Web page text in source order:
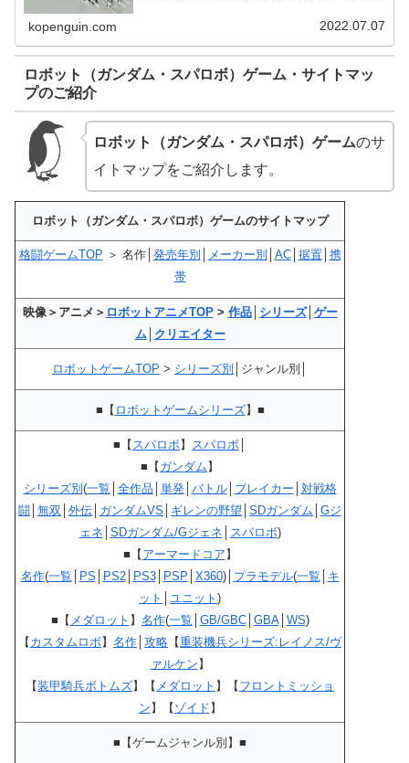
kopenguin.com 2022.07.07
ロボット（ガンダム・スパロボ）ゲーム・サイトマッ
プのご紹介
ロボット（ガンダム・スパロボ）ゲームのサ
イトマップをご紹介します。
ロボット（ガンダム・スパロボ）ゲームのサイトマップ
格闘ゲームTOP ＞ 名作│ 発売年別 メーカー別 AC│ 据置│ 携
帯
映像＞アニメ＞ ロボットアニメTOP> 作品│ シリーズ│ ゲー
ム
クリエイター
ロボットゲームTOP > シリーズ別 │ジャンル別│
■【 ロボットゲームシリーズ】■
■【 スパロボ】 スパロボ
■【ガンダム】
シリーズ別(一覧 全作品 単発│ バトル│ ブレイカー 対戦格
闘 無双 外伝 ガンダムVS ギレンの野望 SDガンダム Gジ
ェネ SDガンダム/Gジェネ スパロボ)
■【アーマードコア】
名作(一覧 PS PS2│ PS3│ PSP X360)│ プラモデル(一覧
キ
ット
ユニット )
■【 メダロット 】 名作(一覧 GB/GBC│ GBA│ WS)
【カスタムロボ】 名作 攻略 【重装機兵シリーズ:レイノス/ヴ
ァルケン】
【装甲騎兵ボトムズ】【 メダロット 】【フロントミッショ
ン】【ゾイド】
■【ゲームジャンル別】■